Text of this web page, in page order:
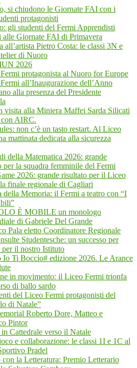
si chiudono le Giornate FAI con i
protagonisti
gli studenti del Fermi Apprendisti
alle Giornate FAI di Primavera
all’artista Pietro Costa: le classi 3N e
di Nuoro
2026
protagonista al Nuoro for Europe
all’Inaugurazione dell’Anno
alla presenza del Presidente
visita alla Miniera Maffei Sarda Silicati
AIRC.
non c’è un tasto restart. Al Liceo
mattinata dedicata alla sicurezza
della Matematica 2026: grande
per la squadra femminile del Fermi
2026: grande risultato per il Liceo
finale regionale di Cagliari
della Memoria: il Fermi a teatro con “I
È MOBILE un monologo
di Gabriele Del Grande
Pala eletto Coordinatore Regionale
Studentesche: un successo per
il nostro Istituto
Io Ti Boccio# edizione 2026. Le Arance
in movimento: il Liceo Fermi trionfa
di ballo sardo
del Liceo Fermi protagonisti del
di Natale”
Roberto Dore, Matteo e
Pintor
Cattedrale verso il Natale
e collaborazione: le classi 1I e 1C al
Pradel
la Letteratura: Premio Letterario